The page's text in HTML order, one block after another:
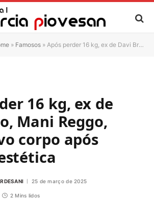
» Famosos » Após perder 16 kg, ex de Davi Brito, Mani Reggo, exibe novo corpo após cirurgia estética
16 kg, ex de
Mani Reggo,
corpo após
25 de março de 2025
2 Mins lidos